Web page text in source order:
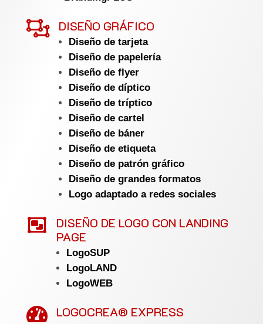
 DISEÑO GRÁFICO
Diseño de tarjeta
Diseño de papelería
Diseño de flyer
Diseño de díptico
Diseño de tríptico
Diseño de cartel
Diseño de báner
Diseño de etiqueta
Diseño de patrón gráfico
Diseño de grandes formatos
Logo adaptado a redes sociales

DISEÑO DE LOGO CON LANDING
PAGE
LogoSUP
LogoLAND
LogoWEB
 LOGOCREA® EXPRESS